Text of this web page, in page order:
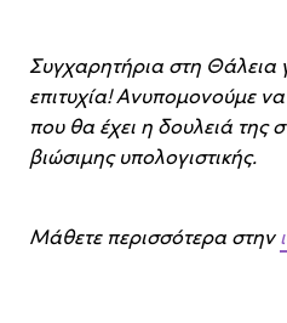
Συγχαρητήρια στη Θάλεια
επιτυχία! Ανυπομονούμε
που θα έχει η δουλειά της
βιώσιμης υπολογιστικής.
Μάθετε περισσότερα στην